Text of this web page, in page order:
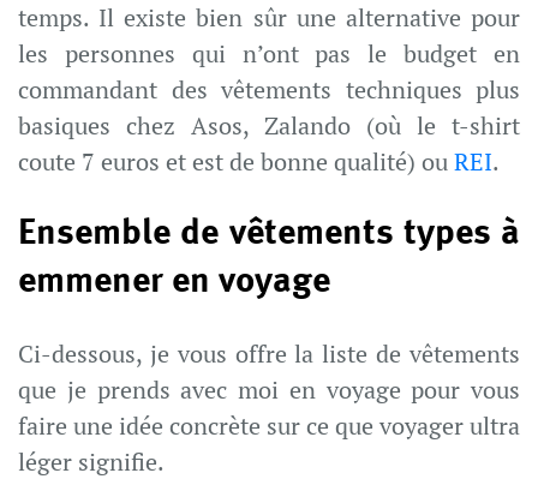
temps. Il existe bien sûr une alternative pour
les personnes qui n’ont pas le budget en
commandant des vêtements techniques plus
basiques chez Asos, Zalando (où le t-shirt
coute 7 euros et est de bonne qualité) ouREI.
Ensemble de vêtements types à
emmener en voyage
Ci-dessous, je vous offre la liste de vêtements
que je prends avec moi en voyage pour vous
faire une idée concrète sur ce que voyager ultra
léger signifie.